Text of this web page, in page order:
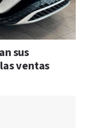
sus
ventas